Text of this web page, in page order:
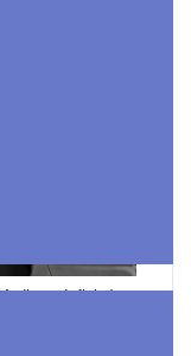
Infinity)